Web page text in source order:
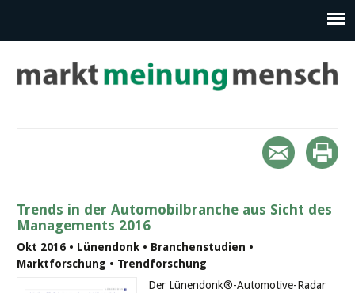
Trends in der Automobilbranche aus Sicht des
Managements 2016
Okt 2016 • Lünendonk • Branchenstudien •
Marktforschung • Trendforschung
Der Lünendonk®-Automotive-Radar